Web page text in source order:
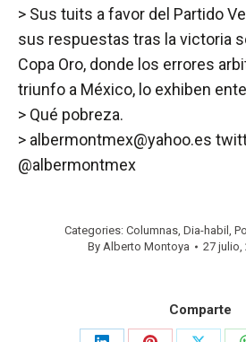
> Sus tuits a favor del Partido
sus respuestas tras la victoria
Copa Oro, donde los errores
triunfo a México, lo exhiben
> Qué pobreza.
> albermontmex@yahoo.es
@albermontmex
Categories: Columnas, Dia-habil ,
By Alberto Montoya 27 julio,
Comparte